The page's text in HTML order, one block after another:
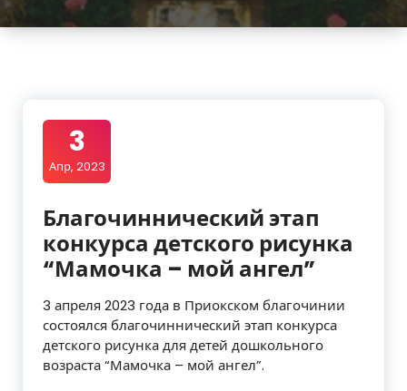
3
Апр, 2023
Благочиннический этап
конкурса детского рисунка
“Мамочка – мой ангел”
3 апреля 2023 года в Приокском благочинии
состоялся благочиннический этап конкурса
детского рисунка для детей дошкольного
возраста “Мамочка – мой ангел”.